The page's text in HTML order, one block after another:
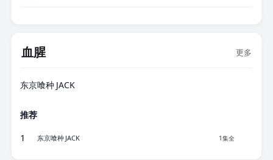
血腥 更多
东京喰种 JACK
推荐
1 东京喰种 JACK 1集全